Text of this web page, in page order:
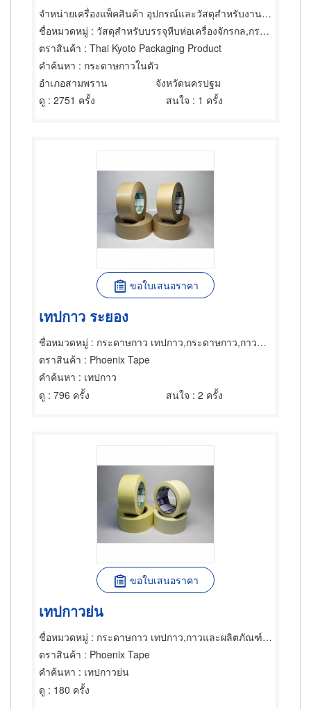
จำหน่ายเครื่องแพ็คสินค้า อุปกรณ์และวัสดุสำหรับงานหีบห่อสินค้า
ชื่อหมวดหมู่ : วัสดุสำหรับบรรจุหีบห่อเครื่องจักรกล,กระดาษกาว,กระดาษกาว เทปกาว
ตราสินค้า : Thai Kyoto Packaging Product
คำค้นหา : กระดาษกาวในตัว
อำเภอสามพราน
จังหวัดนครปฐม
ดู : 2751 ครั้ง สนใจ : 1 ครั้ง
ขอใบเสนอราคา
เทปกาว ระยอง
ชื่อหมวดหมู่ : กระดาษกาว เทปกาว,กระดาษกาว,กาวและผลิตภัณฑ์สำหรับยึดติด
ตราสินค้า : Phoenix Tape
คำค้นหา : เทปกาว
ดู : 796 ครั้ง สนใจ : 2 ครั้ง
ขอใบเสนอราคา
เทปกาวย่น
ชื่อหมวดหมู่ : กระดาษกาว เทปกาว,กาวและผลิตภัณฑ์สำหรับยึดติด,กระดาษกาว
ตราสินค้า : Phoenix Tape
คำค้นหา : เทปกาวย่น
ดู : 180 ครั้ง